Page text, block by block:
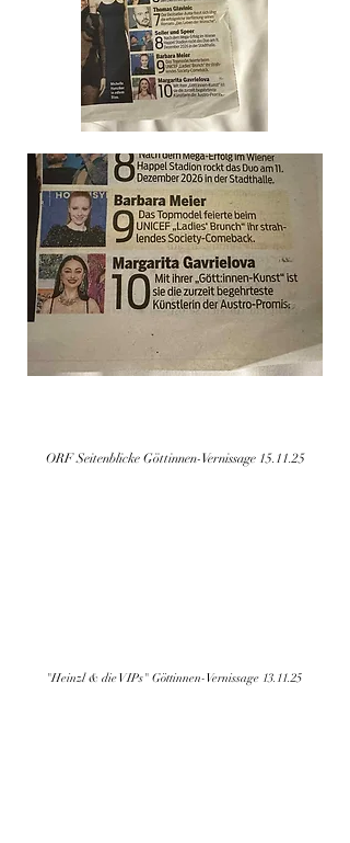
ORF Seitenblicke Göttinnen-Vernissage 15.11.25
"Heinzl & die VIPs" Göttinnen-Vernissage 13.11.25